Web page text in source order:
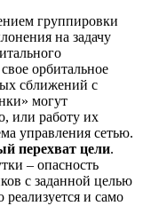
группировки
на задачу
орбитальное
сближений с
могут
или работу их
управления сетью.
перехват цели.
– опасность
с заданной целью
реализуется и само